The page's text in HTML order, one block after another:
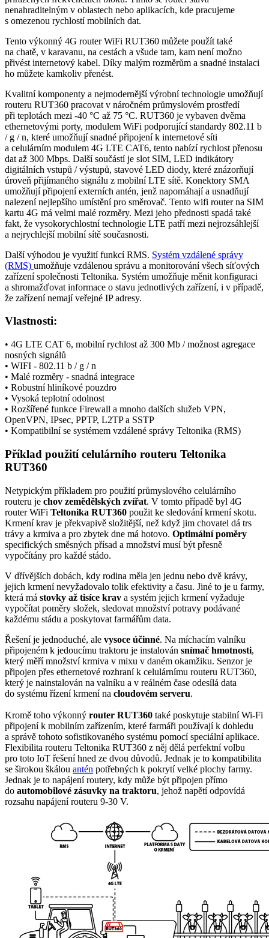
nenahraditelným v oblastech nebo aplikacích, kde pracujeme
s omezenou rychlostí mobilních dat.
Tento výkonný 4G router WiFi RUT360 můžete použít také
na chatě, v karavanu, na cestách a všude tam, kam není možno
přivést internetový kabel. Díky malým rozměrům a snadné instalaci
ho můžete kamkoliv přenést.
Kvalitní komponenty a nejmodernější výrobní technologie umožňují
routeru RUT360 pracovat v náročném průmyslovém prostředí
při teplotách mezi -40 °C až 75 °C. RUT360 je vybaven dvěma
ethernetovými porty, modulem WiFi podporující standardy 802.11 b
/ g / n, které umožňují snadné připojení k internetové síti
a celulárním modulem 4G LTE CAT6, tento nabízí rychlost přenosu
dat až 300 Mbps. Další součástí je slot SIM, LED indikátory
digitálních vstupů / výstupů, stavové LED diody, které znázorňují
úroveň přijímaného signálu z mobilní LTE sítě. Konektory SMA
umožňují připojení externích antén, jenž napomáhají a usnadňují
nalezení nejlepšího umístění pro směrovač. Tento wifi routerna SIM
kartu 4G má velmi malé rozměry. Mezi jeho přednosti spadá také
fakt, že vysokorychlostní technologie LTE patří mezi nejrozsáhlejší
a nejrychlejší mobilní sítě současnosti.
Další výhodou je využití funkcí RMS. Systém vzdálené správy
(RMS) umožňuje vzdálenou správu a monitorování všech síťových
zařízení společnosti Teltonika. Systém umožňuje měnit konfiguraci
a shromažďovat informace o stavu jednotlivých zařízení, i v případě,
že zařízení nemají veřejné IP adresy.
Vlastnosti:
• 4G LTE CAT 6, mobilní rychlost až 300 Mb / možnost agregace
nosných signálů
• WIFI - 802.11 b / g / n
• Malé rozměry - snadná integrace
• Robustní hliníkové pouzdro
• Vysoká teplotní odolnost
• Rozšířené funkce Firewall a mnoho dalších služeb VPN,
OpenVPN, IPsec, PPTP, L2TP a SSTP
• Kompatibilní se systémem vzdálené správy Teltonika (RMS)
Příklad použití celulárního routeru Teltonika
RUT360
Netypickým příkladem pro použití průmyslového celulárního
routeru je chov zemědělských zvířat. V tomto případě byl 4G
router WiFi Teltonika RUT360 použit ke sledování krmení skotu.
Krmení krav je překvapivě složitější, než když jim chovatel dá trs
trávy a krmiva a pro zbytek dne má hotovo. Optimální poměry
specifických směsných přísad a množství musí být přesně
vypočítány pro každé stádo.
V dřívějších dobách, kdy rodina měla jen jednu nebo dvě krávy,
jejich krmení nevyžadovalo tolik efektivity a času. Jiné to je u farmy,
která má stovky až tisíce krav a systém jejich krmení vyžaduje
vypočítat poměry složek, sledovat množství potravy podávané
každému stádu a poskytovat farmářům data.
Řešení je jednoduché, ale vysoce účinné. Na míchacím valníku
připojeném k jedoucímu traktoru je instalován snímač hmotnosti,
který měří množství krmiva v mixu v daném okamžiku. Senzorje
připojen přes ethernetové rozhraní k celulárnímu routeru RUT360,
který je nainstalován na valníku a v reálném čase odesílá data
do systému řízení krmení na cloudovém serveru.
Kromě toho výkonný router RUT360 také poskytuje stabilníWi-Fi
připojení k mobilním zařízením, které farmáři používají k dohledu
a správě tohoto sofistikovaného systému pomocí speciální aplikace.
Flexibilita routeru Teltonika RUT360 z něj dělá perfektní volbu
pro toto IoT řešení hned ze dvou důvodů. Jednak je to kompatibilita
se širokou škálou antén potřebných k pokrytí velké plochy farmy.
Jednak je to napájeníroutery, kdy může být připojen přímo
do automobilové zásuvky na traktoru, jehož napětí odpovídá
rozsahu napájení routeru 9-30 V.